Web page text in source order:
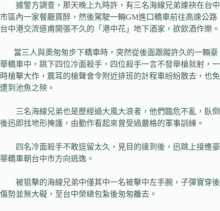
據警方調查，那天晚上九時許，有三名海線兄弟連袂在台中
市區內一家餐廳買醉，然後駕駛一輛GM進口轎車前往高速公路
台中港交流道甫開張不久的「港中花」地下酒家，欲飲酒作樂。
當三人與奧匆匆步下轎車時，突然從後面跟蹤許久的一輛豪
華轎車中，跳下四位冷面殺手，四位殺手一言不發舉槍就射，一
時槍擊大作，震耳的槍聲會令附近排班的計程車紛紛散去，也免
遭到池魚之殃。
三名海線兄弟也是歷經過大風大浪者，他們臨危不亂，臥倒
後迅即找地形掩護，由動作看起來曾受過嚴格的軍事訓練。
四名冷面殺手不敢逗留太久，見目的達到後，迅跳上接應豪
華轎車朝台中市方向逃逸。
被狙擊的海線兄弟中僅其中一名被擊中左手腕，子彈實穿後
傷勢並無大礙，至台中榮總包紮後匆匆離去。